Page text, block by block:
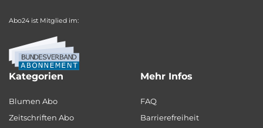
Abo24 ist Mitglied im:
Kategorien
Blumen Abo
Zeitschriften Abo
Mehr Infos
FAQ
Barrierefreiheit